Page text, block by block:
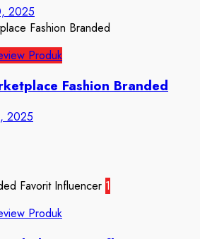
2025
Produk
Fashion Branded
2025
1
Produk